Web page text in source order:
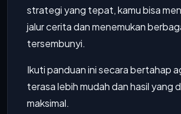
strategi yang tepat, kamu bisa
jalur cerita dan menemukan
tersembunyi.
Ikuti panduan ini secara bertahap
terasa lebih mudah dan hasil yang
maksimal.